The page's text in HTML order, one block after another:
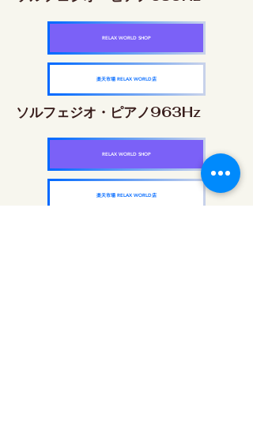
RELAX WORLD SHOP
楽天市場 RELAX WORLD店
ソルフェジオ・ピアノ963Hz
RELAX WORLD SHOP
楽天市場 RELAX WORLD店